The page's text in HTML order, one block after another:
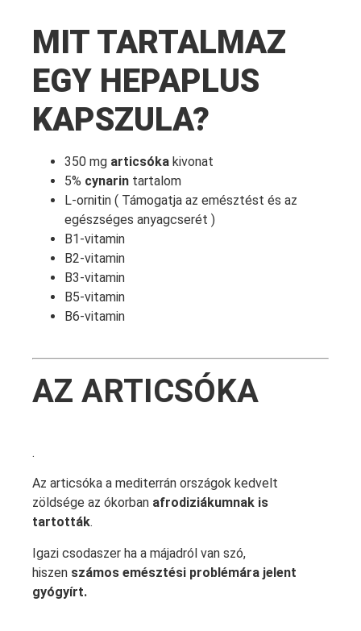
MIT TARTALMAZ
EGY HEPAPLUS
KAPSZULA?
350 mg articsóka kivonat
5% cynarin tartalom
L-ornitin ( Támogatja az emésztést és az
egészséges anyagcserét )
B1-vitamin
B2-vitamin
B3-vitamin
B5-vitamin
B6-vitamin
AZ ARTICSÓKA
.
Az articsóka a mediterrán országok kedvelt
zöldsége az ókorban afrodiziákumnak is
tartották.
Igazi csodaszer ha a májadról van szó,
hiszen számos emésztési problémára jelent
gyógyírt.